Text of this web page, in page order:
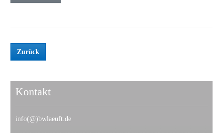
Zurück
Kontakt
info(@)bwlaeuft.de